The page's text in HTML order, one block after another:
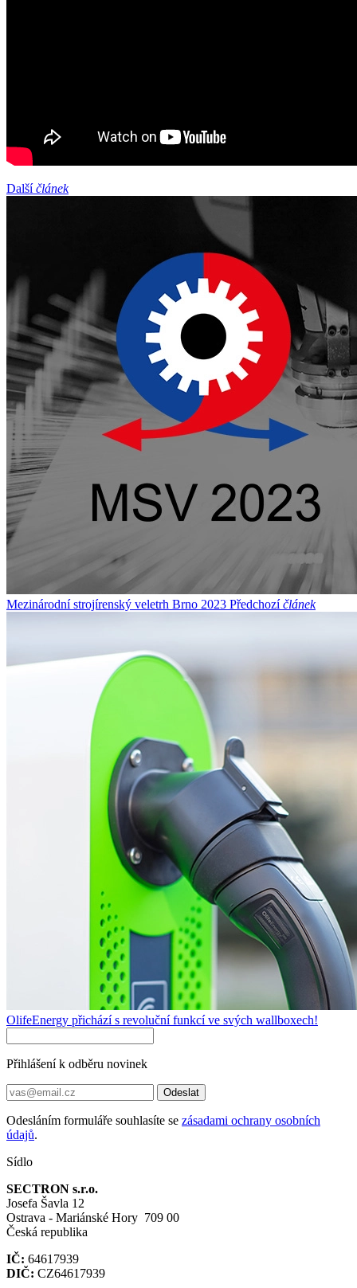
Dalšíčlánek
Mezinárodní strojírenský veletrh Brno 2023 Předchozíčlánek
OlifeEnergy přichází s revoluční funkcí ve svých wallboxech!
Přihlášení k odběru novinek
Odeslat
Odesláním formuláře souhlasíte se zásadami ochrany osobních
údajů.
Sídlo
SECTRON s.r.o.
Josefa Šavla 12
Ostrava - Mariánské Hory 709 00
Česká republika
IČ: 64617939
DIČ: CZ64617939